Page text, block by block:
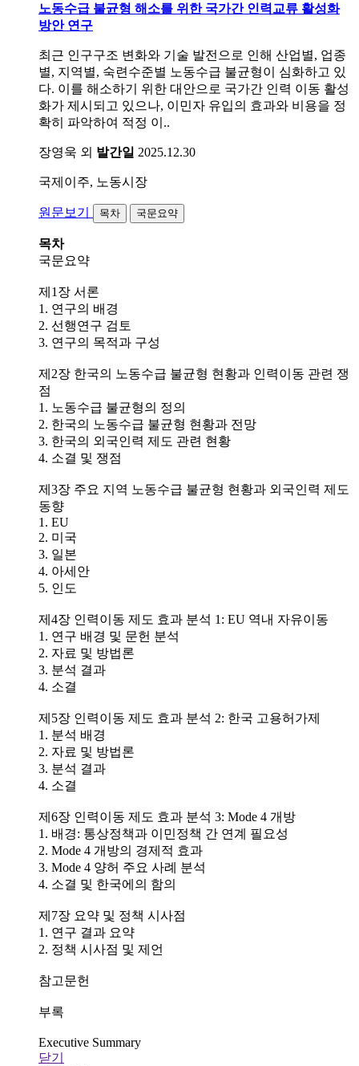
노동수급 불균형 해소를 위한 국가간 인력교류 활성화
방안 연구
최근 인구구조 변화와 기술 발전으로 인해 산업별, 업종
별, 지역별, 숙련수준별 노동수급 불균형이 심화하고 있
다. 이를 해소하기 위한 대안으로 국가간 인력 이동 활성
화가 제시되고 있으나, 이민자 유입의 효과와 비용을 정
확히 파악하여 적정 이..
장영욱 외 발간일 2025.12.30
국제이주, 노동시장
원문보기 목차 국문요약
목차
국문요약
제1장 서론
1. 연구의 배경
2. 선행연구 검토
3. 연구의 목적과 구성
제2장 한국의 노동수급 불균형 현황과 인력이동 관련 쟁
점
1. 노동수급 불균형의 정의
2. 한국의 노동수급 불균형 현황과 전망
3. 한국의 외국인력 제도 관련 현황
4. 소결 및 쟁점
제3장 주요 지역 노동수급 불균형 현황과 외국인력 제도
동향
1. EU
2. 미국
3. 일본
4. 아세안
5. 인도
제4장 인력이동 제도 효과 분석 1: EU 역내 자유이동
1. 연구 배경 및 문헌 분석
2. 자료 및 방법론
3. 분석 결과
4. 소결
제5장 인력이동 제도 효과 분석 2: 한국 고용허가제
1. 분석 배경
2. 자료 및 방법론
3. 분석 결과
4. 소결
제6장 인력이동 제도 효과 분석 3: Mode 4 개방
1. 배경: 통상정책과 이민정책 간 연계 필요성
2. Mode 4 개방의 경제적 효과
3. Mode 4 양허 주요 사례 분석
4. 소결 및 한국에의 함의
제7장 요약 및 정책 시사점
1. 연구 결과 요약
2. 정책 시사점 및 제언
참고문헌
부록
Executive Summary
닫기